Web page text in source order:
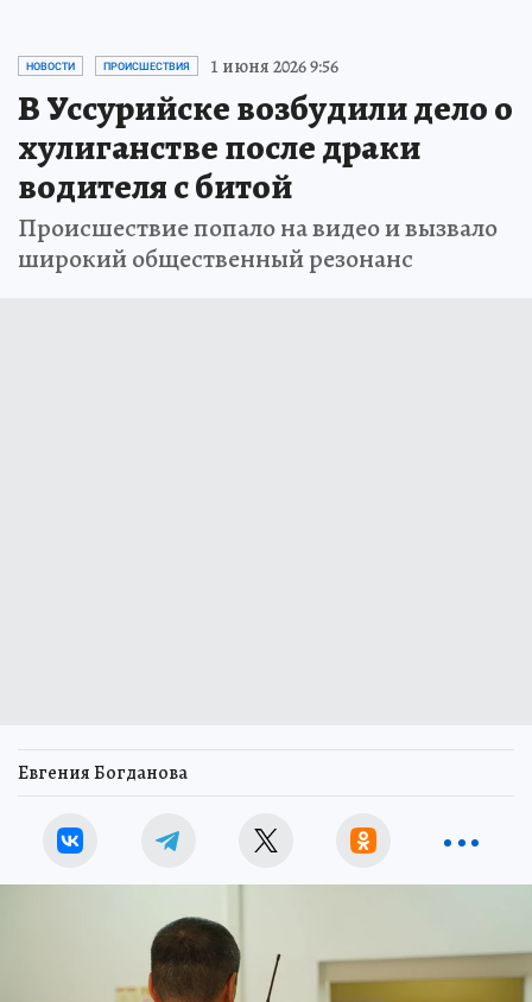
НОВОСТИ ПРОИСШЕСТВИЯ 1 июня 2026 9:56
В Уссурийске возбудили дело о
хулиганстве после драки
водителя с битой
Происшествие попало на видео и вызвало
широкий общественный резонанс
Евгения Богданова